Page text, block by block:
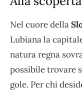
Nel cuore della
Lubiana la
natura regna
possibile trovare
gole. Per chi